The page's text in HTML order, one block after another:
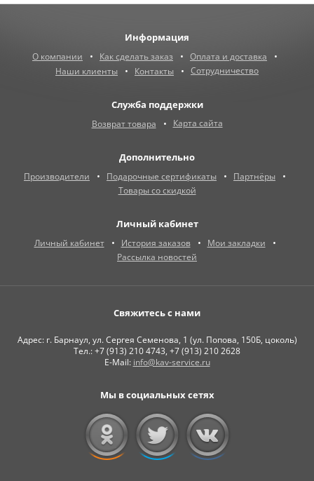
Информация
О компании Как сделать заказ
Оплата и доставка
Наши клиенты
Контакты Сотрудничество
Служба поддержки
Возврат товара Карта сайта
Дополнительно
Производители Подарочные сертификаты
Партнёры
Товары со скидкой
Личный кабинет
Личный кабинет История заказов
Мои закладки
Рассылка новостей
Свяжитесь с нами
Адрес: г. Барнаул, ул. Сергея Семенова, 1 (ул. Попова, 150Б, цоколь)
Тел.: +7 (913) 210 4743, +7 (913) 210 2628
E-Mail: info@kav-service.ru
Мы в социальных сетях